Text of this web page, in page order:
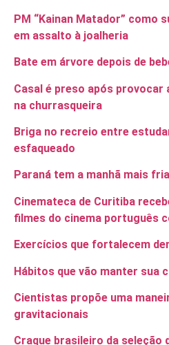
PM “Kainan Matador” como
em assalto à joalheria
Bate em árvore depois de
Casal é preso após
na churrasqueira
Briga no recreio entre
esfaqueado
Paraná tem a manhã mais
Cinemateca de Curitiba
filmes do cinema português
Exercícios que fortalecem
Hábitos que vão manter sua
Cientistas propõe uma
gravitacionais
Craque brasileiro da seleção